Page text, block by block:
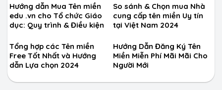
Hướng dẫn Mua Tên miền
edu .vn cho Tổ chức Giáo
dục: Quy trình & Điều kiện
So sánh & Chọn mua Nhà
cung cấp tên miền Uy tín
tại Việt Nam 2024
Tổng hợp các Tên miền
Free Tốt Nhất và Hướng
dẫn Lựa chọn 2024
Hướng Dẫn Đăng Ký Tên
Miền Miễn Phí Mãi Mãi Cho
Người Mới